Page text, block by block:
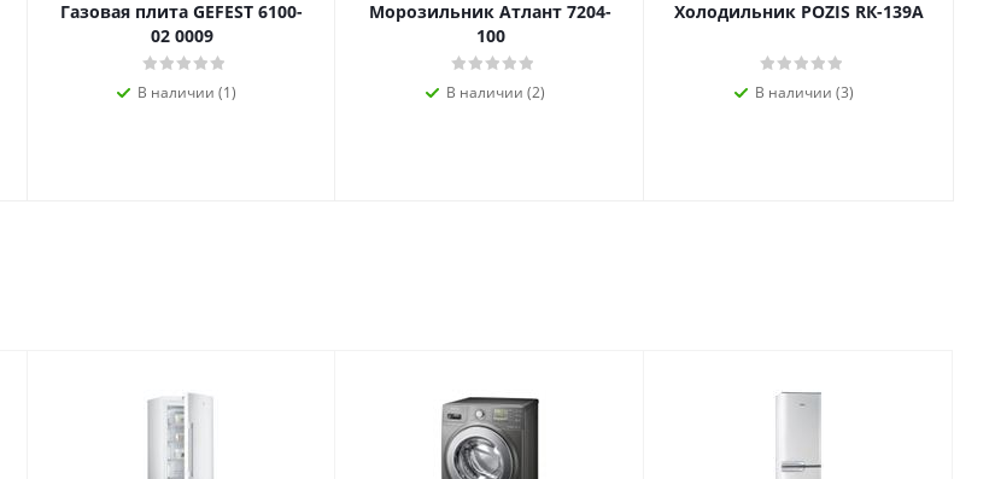
Газовая плита GEFEST 6100-
02 0009
В наличии (1)
Морозильник Атлант 7204-
100
В наличии (2)
Холодильник POZIS RК-139А
В наличии (3)